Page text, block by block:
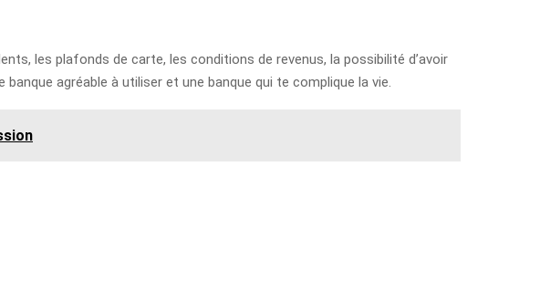
les plafonds de carte, les conditions de revenus, la possibilité d’avoir
agréable à utiliser et une banque qui te complique la vie.